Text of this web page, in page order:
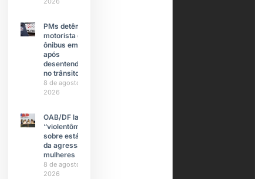
PMs detêm
motorista de
ônibus em SP
após
desentendimento
no trânsito
8 de agosto de
2026
OAB/DF lança
“violentômetro”
sobre estágios
da agressão a
mulheres
8 de agosto de
2026